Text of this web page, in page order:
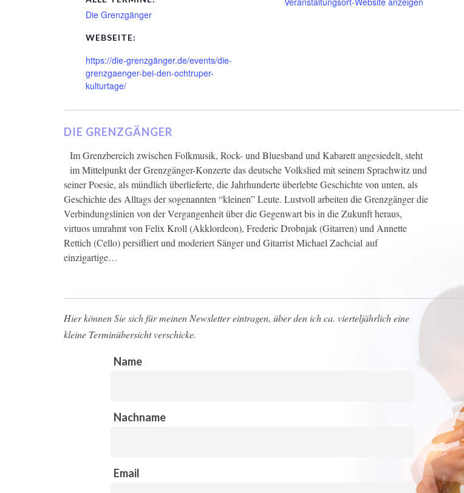
Die Grenzgänger
WEBSEITE:
https://die-grenzgänger.de/events/die-
grenzgaenger-bei-den-ochtruper-
kulturtage/
DIE GRENZGÄNGER
Im Grenzbereich zwischen Folkmusik, Rock- und Bluesband und Kabarett angesiedelt, steht
im Mittelpunkt der Grenzgänger-Konzerte das deutsche Volkslied mit seinem Sprachwitz und
seiner Poesie, als mündlich überlieferte, die Jahrhunderte überlebte Geschichte von unten, als
Geschichte des Alltags der sogenannten “kleinen” Leute. Lustvoll arbeiten die Grenzgänger die
Verbindungslinien von der Vergangenheit über die Gegenwart bis in die Zukunft heraus,
virtuos umrahmt von Felix Kroll (Akklordeon), Frederic Drobnjak (Gitarren) und Annette
Rettich (Cello) persifliert und moderiert Sänger und Gitarrist Michael Zachcial auf
einzigartige…
Hier können Sie sich für meinen Newsletter eintragen, über den ich ca. vierteljährlich eine
kleine Terminübersicht verschicke.
Name
Nachname
Email